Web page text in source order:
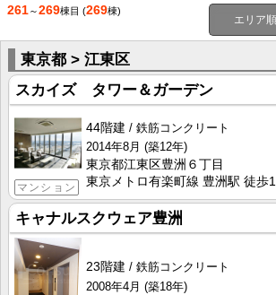
261～269棟目 (269棟)
エリア順
東京都 > 江東区
スカイズ タワー＆ガーデン
マンション
44階建
鉄筋コンクリート
2014年8月 (築12年)
東京都江東区豊洲６丁目
東京メトロ有楽町線 豊洲駅 徒歩
キャナルスクウェア豊洲
23階建
鉄筋コンクリート
2008年4月 (築18年)